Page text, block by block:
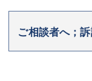
ご相談者へ；